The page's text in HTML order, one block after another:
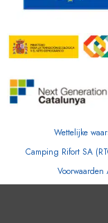
Wettelijke
Camping Rifort SA
Voorwaarden